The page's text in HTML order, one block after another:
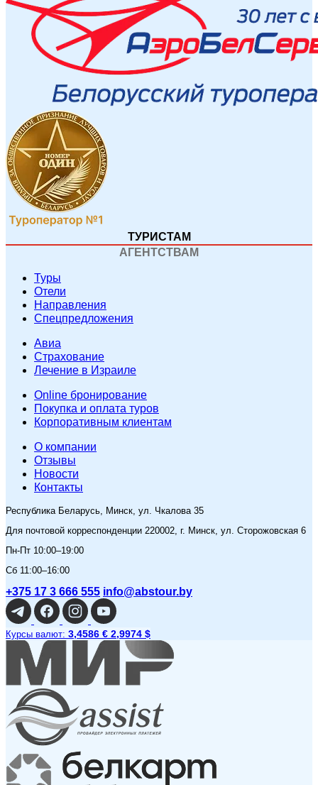
ТУРИСТАМ
АГЕНТСТВАМ
Туры
Отели
Направления
Спецпредложения
Авиа
Страхование
Лечение в Израиле
Online бронирование
Покупка и оплата туров
Корпоративным клиентам
O компании
Отзывы
Новости
Контакты
Республика Беларусь, Минск, ул. Чкалова 35
Для почтовой корреспонденции 220002, г. Минск, ул. Сторожовская 6
Пн-Пт 10:00–19:00
Сб 11:00–16:00
+375 17 3 666 555 info@abstour.by
Курсы валют: 3,4586 € 2,9974 $